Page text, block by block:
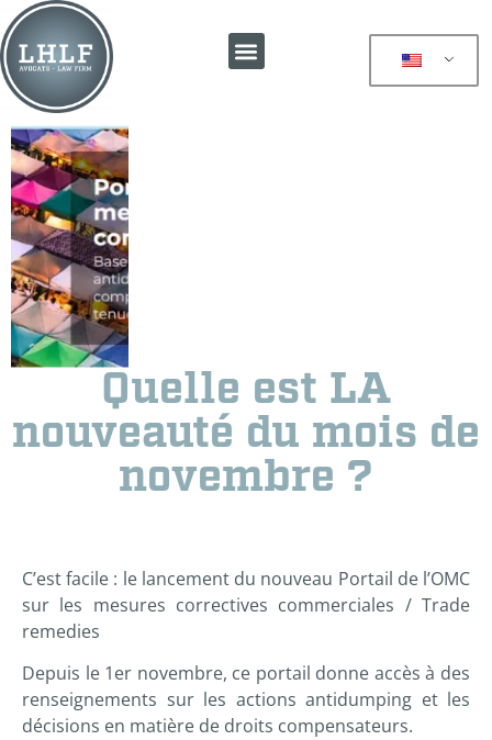
Quelle est LA
nouveauté du mois de
novembre ?
C’est facile : le lancement du nouveau Portail de l’OMC
sur les mesures correctives commerciales / Trade
remedies
Depuis le 1er novembre, ce portail donne accès à des
renseignements sur les actions antidumping et les
décisions en matière de droits compensateurs.